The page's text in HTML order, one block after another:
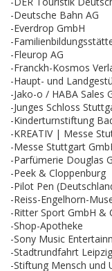
-Deutsche Bahn AG
-Everdrop GmbH
-
-Fleurop AG
-Franckh-Kosmos
-Haupt- und
-Jako-o / HABA Sales
-Junges Schloss
-Kinderturnstiftung
-KREATIV | Messe
-Messe Stuttgart
-Parfümerie Douglas
-Peek & Cloppenburg
-Pilot Pen
-Reiss-Engelhorn-
-Ritter Sport GmbH &
-Shop-Apotheke
-Sony Music
-Stadtrundfahrt
-Stiftung Mensch und